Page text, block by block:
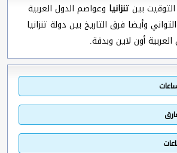
بينتنزانيا وعواصم الدول العربية
وأيضا فرق التاريخ بين دولة تنزانيا
أون لاين وبدقة.